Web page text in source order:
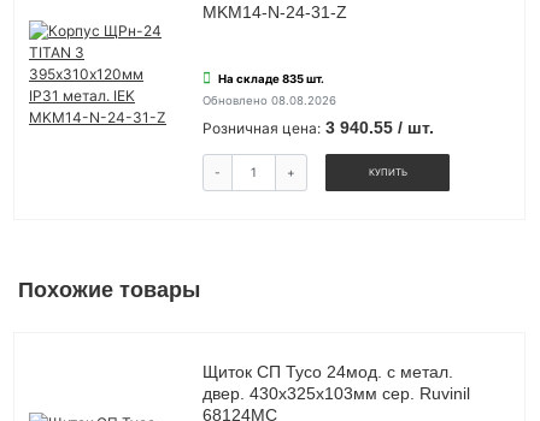
MKM14-N-24-31-Z
На складе 835 шт.
Обновлено 08.08.2026
Розничная цена: 3 940.55 / шт.
- + КУПИТЬ
Похожие товары
Щиток СП Тусо 24мод. с метал.
двер. 430х325х103мм сер. Ruvinil
68124МС